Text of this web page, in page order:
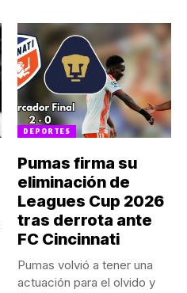
DEPORTES
Pumas firma su
eliminación de
Leagues Cup 2026
tras derrota ante
FC Cincinnati
Pumas volvió a tener una
actuación para el olvido y